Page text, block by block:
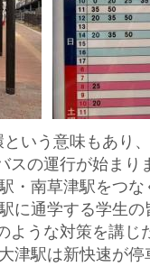
いう意味もあり
スの運行が始まり
・南草津駅をつ
に通学する学生
ような対策を講じ
津駅は新快速が